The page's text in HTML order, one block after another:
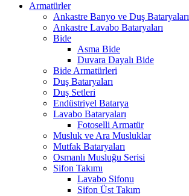
Armatürler
Ankastre Banyo ve Duş Bataryaları
Ankastre Lavabo Bataryaları
Bide
Asma Bide
Duvara Dayalı Bide
Bide Armatürleri
Duş Bataryaları
Duş Setleri
Endüstriyel Batarya
Lavabo Bataryaları
Fotoselli Armatür
Musluk ve Ara Musluklar
Mutfak Bataryaları
Osmanlı Musluğu Serisi
Sifon Takımı
Lavabo Sifonu
Sifon Üst Takım